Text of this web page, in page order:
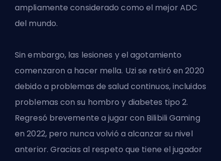
ampliamente considerado como el mejor ADC
del mundo.
Sin embargo, las lesiones y el agotamiento
comenzaron a hacer mella. Uzi se retiró en 2020
debido a problemas de salud continuos, incluidos
problemas con su hombro y diabetes tipo 2.
Regresó brevemente a jugar con Bilibili Gaming
en 2022, pero nunca volvió a alcanzar su nivel
anterior. Gracias al respeto que tiene el jugador